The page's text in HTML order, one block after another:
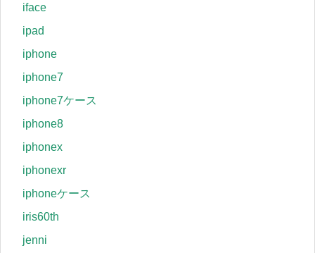
iface
ipad
iphone
iphone7
iphone7ケース
iphone8
iphonex
iphonexr
iphoneケース
iris60th
jenni